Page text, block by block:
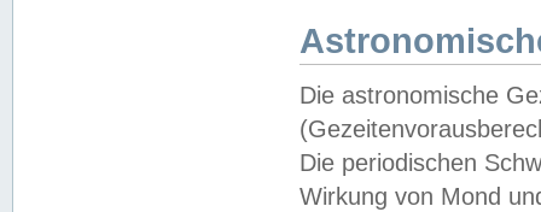
Die astronomische
Die periodischen
Wirkung von Mond